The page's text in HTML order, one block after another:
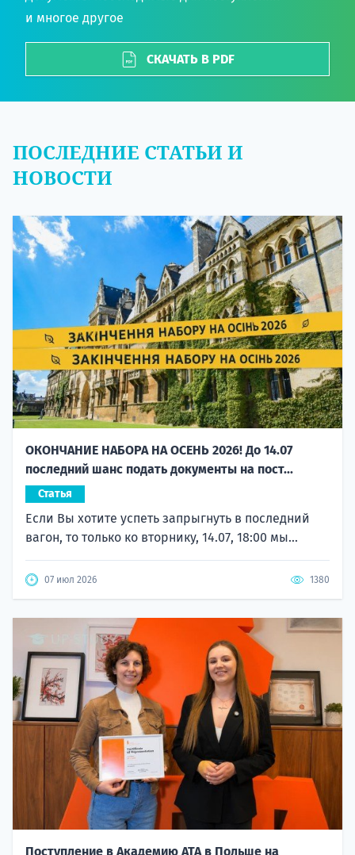
и многое другое
СКАЧАТЬ В PDF
ПОСЛЕДНИЕ СТАТЬИ И
НОВОСТИ
ОКОНЧАНИЕ НАБОРА НА ОСЕНЬ 2026! До 14.07
последний шанс подать документы на пост...
Статья
Если Вы хотите успеть запрыгнуть в последний
вагон, то только ко вторнику, 14.07, 18:00 мы...
07 июл 2026 1380
Поступление в Академию ATA в Польше на